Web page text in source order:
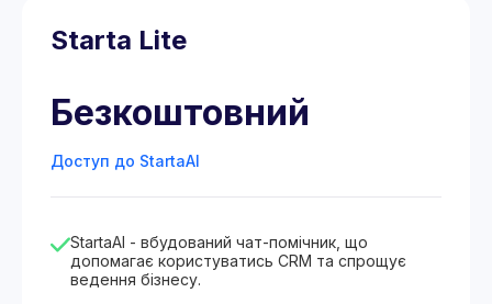
Starta Lite
Безкоштовний
Доступ до StartaAI
StartaAI - вбудований чат-помічник, що
допомагає користуватись CRM та спрощує
ведення бізнесу.